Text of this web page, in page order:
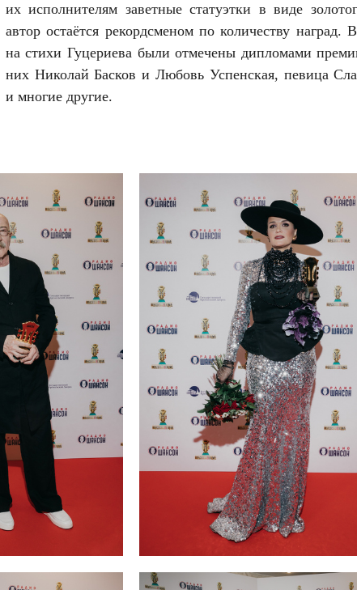
их исполнителям заветные статуэтки в виде
автор остаётся рекордсменом по количеству
на стихи Гуцериева были отмечены дипломами
них Николай Басков и Любовь Успенская, певица
и многие другие.